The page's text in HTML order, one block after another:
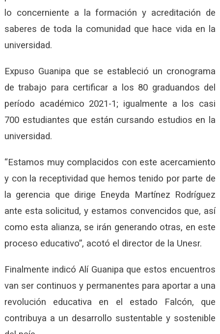
lo concerniente a la formación y acreditación de
saberes de toda la comunidad que hace vida en la
universidad.
Expuso Guanipa que se estableció un cronograma
de trabajo para certificar a los 80 graduandos del
período académico 2021-1; igualmente a los casi
700 estudiantes que están cursando estudios en la
universidad.
“Estamos muy complacidos con este acercamiento
y con la receptividad que hemos tenido por parte de
la gerencia que dirige Eneyda Martínez Rodríguez
ante esta solicitud, y estamos convencidos que, así
como esta alianza, se irán generando otras, en este
proceso educativo”, acotó el director de la Unesr.
Finalmente indicó Alí Guanipa que estos encuentros
van ser continuos y permanentes para aportar a una
revolución educativa en el estado Falcón, que
contribuya a un desarrollo sustentable y sostenible